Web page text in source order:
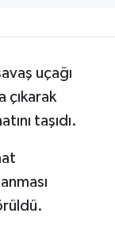
uçağı
çıkarak
taşıdı.